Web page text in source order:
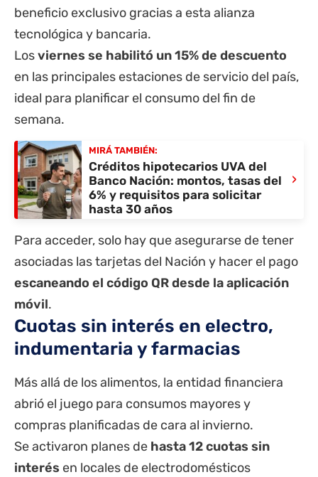
beneficio exclusivo gracias a esta alianza
tecnológica y bancaria.
Losviernes se habilitó un 15% de descuento
en las principales estaciones de servicio del país,
ideal para planificar el consumo del fin de
semana.
MIRÁ TAMBIÉN:
Créditos hipotecarios UVA del
Banco Nación: montos, tasas del
6% y requisitos para solicitar
hasta 30 años
›
Para acceder, solo hay que asegurarse de tener
asociadas las tarjetas del Nación y hacer el pago
escaneando el código QR desde la aplicación
móvil.
Cuotas sin interés en electro,
indumentaria y farmacias
Más allá de los alimentos, la entidad financiera
abrió el juego para consumos mayores y
compras planificadas de cara al invierno.
Se activaron planes de hasta 12 cuotas sin
interés en locales de electrodomésticos